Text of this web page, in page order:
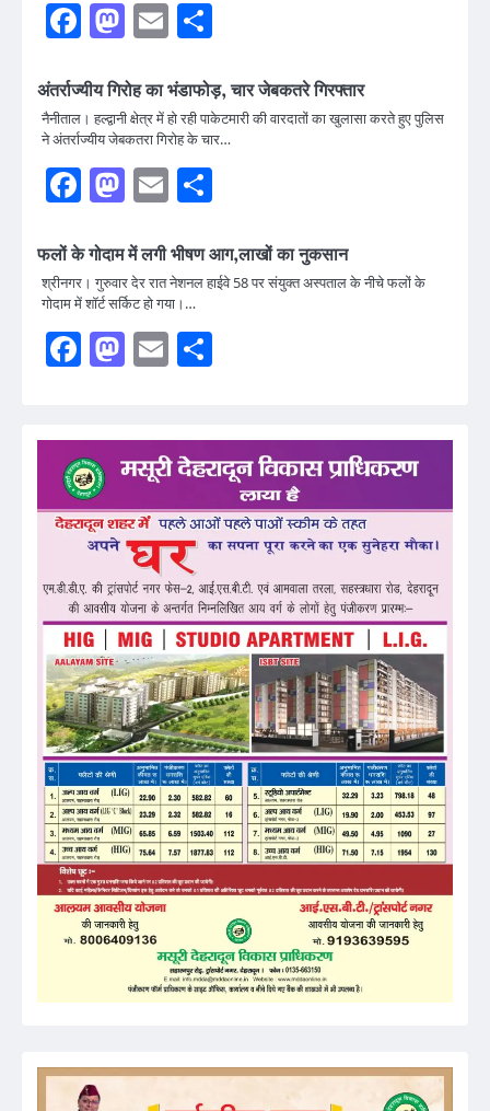
Facebook
Mastodon
Email
अंतर्राज्यीय गिरोह का भंडाफोड़, चार जेबकतरे गिरफ्तार
नैनीताल। हल्द्वानी क्षेत्र में हो रही पाकेटमारी की वारदातों का खुलासा करते हुए पुलिस
ने अंतर्राज्यीय जेबकतरा गिरोह के चार…
Facebook
Mastodon
Email
फलों के गोदाम में लगी भीषण आग,लाखों का नुकसान
श्रीनगर। गुरुवार देर रात नेशनल हाईवे 58 पर संयुक्त अस्पताल के नीचे फलों के
गोदाम में शॉर्ट सर्किट हो गया।…
Facebook
Mastodon
Email